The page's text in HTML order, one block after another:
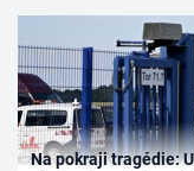
Na pokraji tragédie: